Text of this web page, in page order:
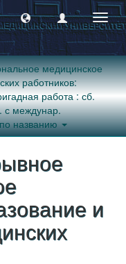
медицинское
работников:
работа : сб.
с междунар.
по названию
и